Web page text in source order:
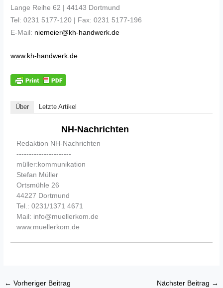
Lange Reihe 62 | 44143 Dortmund
Tel: 0231 5177-120 | Fax: 0231 5177-196
E-Mail: niemeier@kh-handwerk.de
www.kh-handwerk.de
Über Letzte Artikel
NH-Nachrichten
Redaktion NH-Nachrichten
----------------------
müller:kommunikation
Stefan Müller
Ortsmühle 26
44227 Dortmund
Tel.: 0231/1371 4671
Mail: info@muellerkom.de
www.muellerkom.de
← Vorheriger Beitrag Nächster Beitrag →